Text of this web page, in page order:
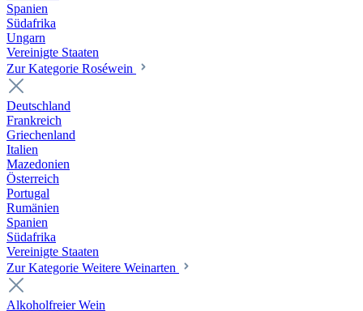
Spanien
Südafrika
Ungarn
Vereinigte Staaten
Zur Kategorie Roséwein
Deutschland
Frankreich
Griechenland
Italien
Mazedonien
Österreich
Portugal
Rumänien
Spanien
Südafrika
Vereinigte Staaten
Zur Kategorie Weitere Weinarten
Alkoholfreier Wein